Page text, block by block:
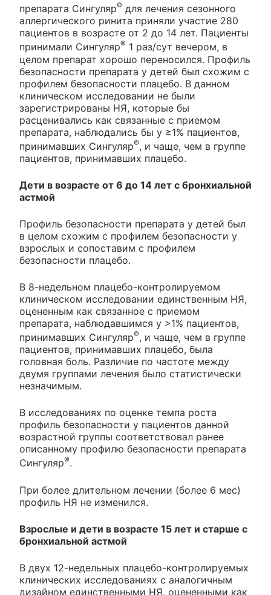
препарата Сингуляр® для лечения сезонного
аллергического ринита приняли участие 280
пациентов в возрасте от 2 до 14 лет. Пациенты
принимали Сингуляр® 1 раз/сут вечером, в
целом препарат хорошо переносился. Профиль
безопасности препарата у детей был схожим с
профилем безопасности плацебо. В данном
клиническом исследовании не были
зарегистрированы НЯ, которые бы
расценивались как связанные с приемом
препарата, наблюдались бы у ≥1% пациентов,
принимавших Сингуляр®, и чаще, чем в группе
пациентов, принимавших плацебо.
Дети в возрасте от 6 до 14 лет с бронхиальной
астмой
Профиль безопасности препарата у детей был
в целом схожим с профилем безопасности у
взрослых и сопоставим с профилем
безопасности плацебо.
В 8-недельном плацебо-контролируемом
клиническом исследовании единственным НЯ,
оцененным как связанное с приемом
препарата, наблюдавшимся у >1% пациентов,
принимавших Сингуляр®, и чаще, чем в группе
пациентов, принимавших плацебо, была
головная боль. Различие по частоте между
двумя группами лечения было статистически
незначимым.
В исследованиях по оценке темпа роста
профиль безопасности у пациентов данной
возрастной группы соответствовал ранее
описанному профилю безопасности препарата
Сингуляр®.
При более длительном лечении (более 6 мес)
профиль НЯ не изменился.
Взрослые и дети в возрасте 15 лет и старше с
бронхиальной астмой
В двух 12-недельных плацебо-контролируемых
клинических исследованиях с аналогичным
дизайном единственными НЯ, оцененными как